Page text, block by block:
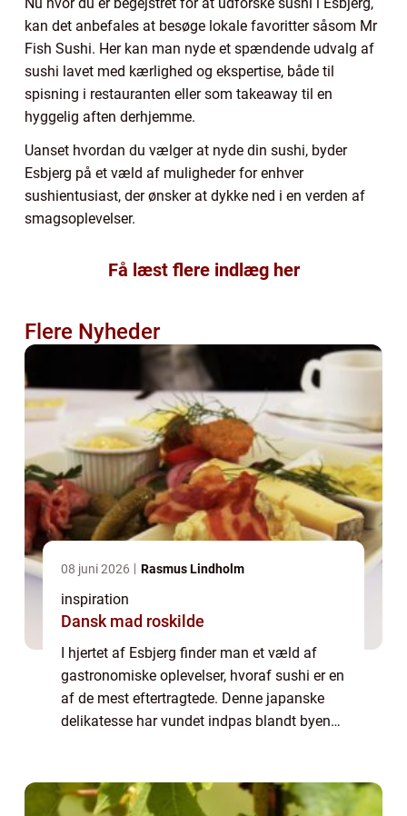
kan det anbefales at besøge lokale favoritter såsom Mr
Fish Sushi. Her kan man nyde et spændende udvalg af
sushi lavet med kærlighed og ekspertise, både til
spisning i restauranten eller som takeaway til en
hyggelig aften derhjemme.
Uanset hvordan du vælger at nyde din sushi, byder
Esbjerg på et væld af muligheder for enhver
sushientusiast, der ønsker at dykke ned i en verden af
smagsoplevelser.
Få læst flere indlæg her
Flere Nyheder
08 juni 2026 Rasmus Lindholm
inspiration
Dansk mad roskilde
I hjertet af Esbjerg finder man et væld af
gastronomiske oplevelser, hvoraf sushi er en
af de mest eftertragtede. Denne japanske
delikatesse har vundet indpas blandt byens